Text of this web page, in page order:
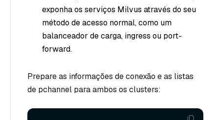
exponha os serviços Milvus através do seu
método de acesso normal, como um
balanceador de carga, ingress ou port-
forward.
Prepare as informações de conexão e as listas
de pchannel para ambos os clusters: